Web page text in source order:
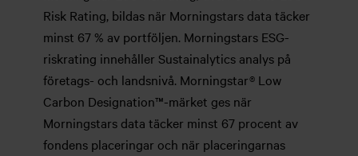
Risk Rating, bildas när Morningstars data täcker
minst 67 % av portföljen. Morningstars ESG-
riskrating innehåller Sustainalytics analys på
företags- och landsnivå. Morningstar® Low
Carbon Designation™-märket ges när
Morningstars data täcker minst 67 procent av
fondens placeringar och när placeringarnas